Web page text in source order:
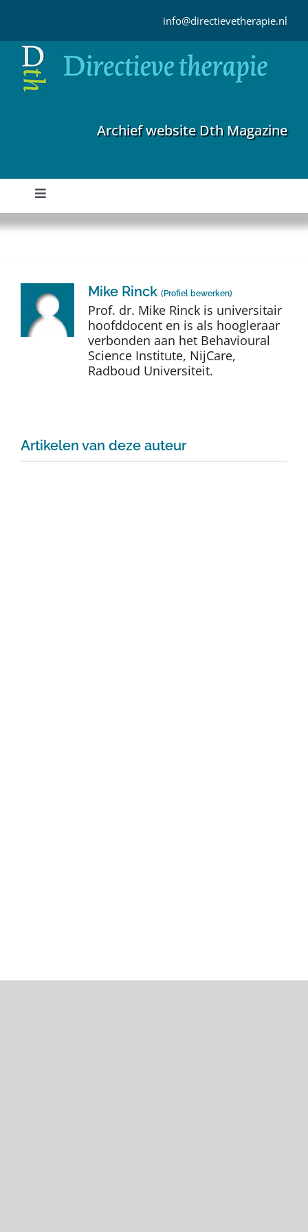
inhoud
info@directievetherapie.nl
Archief website Dth Magazine
Toggle
Navigation
Home
Auteurs
TDT Overzicht
Mike Rinck ( Profiel bewerken)
Prof. dr. Mike Rinck is universitair
hoofddocent en is als hoogleraar
verbonden aan het Behavioural
Science Institute, NijCare,
Radboud Universiteit.
Artikelen van deze auteur